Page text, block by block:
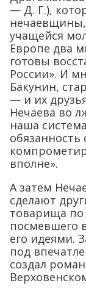
— Д. Г.),
нечаевщины,
учащейся
Европе два
готовы
России». И
Бакунин,
— и их
Нечаева во
наша
вполне».
А затем
сделают
товарища по
посмевшего
его идеями.
под
создал